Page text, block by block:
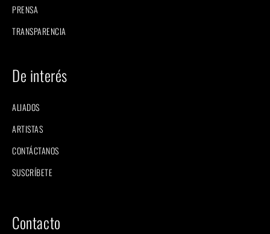
PRENSA
TRANSPARENCIA
De interés
ALIADOS
ARTISTAS
CONTÁCTANOS
SUSCRÍBETE
Contacto